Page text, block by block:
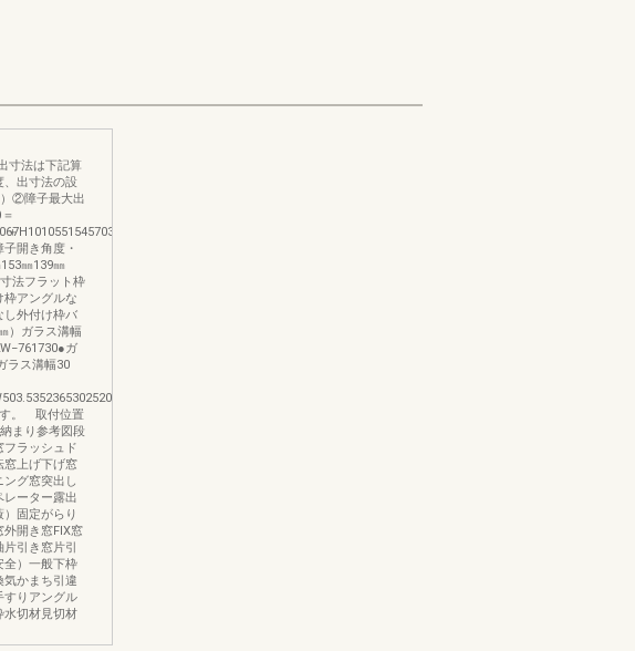
寸法は下記算
、出寸法の設
②障子最大出
＋
開き角度・
㎜139㎜
法フラット枠
枠アングルな
し外付け枠バ
）ガラス溝幅
ガ
ラス溝幅30
す。 取付位置
まり参考図段
フラッシュド
窓上げ下げ窓
グ窓突出し
レーター露出
固定がらり
開き窓FIX窓
引き窓片引
全）一般下枠
気かまち引違
すりアングル
水切材見切材